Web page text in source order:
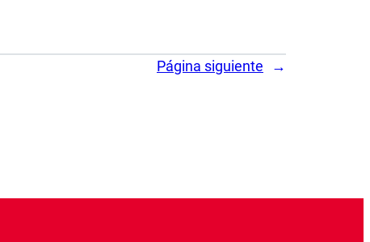
Página siguiente →